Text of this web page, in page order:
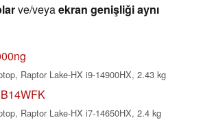
ve/veyaekran genişliği aynı
Raptor Lake-HX i9-14900HX, 2.43 kg
Raptor Lake-HX i7-14650HX, 2.4 kg